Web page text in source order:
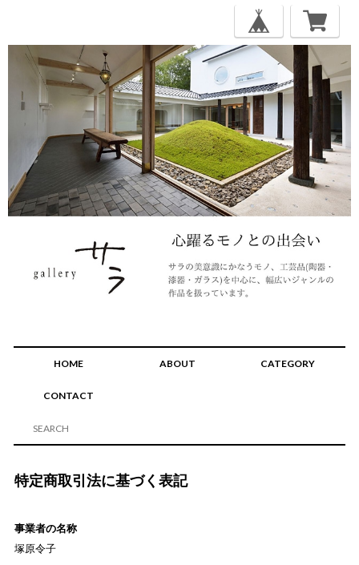
HOME ABOUT CATEGORY
CONTACT
特定商取引法に基づく表記
事業者の名称
塚原令子